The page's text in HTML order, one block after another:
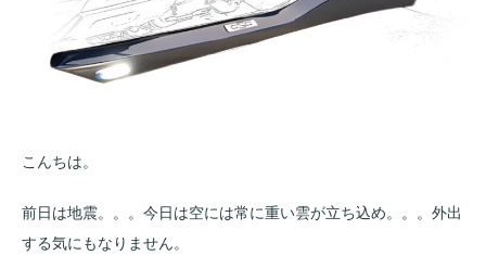
こんちは。
前日は地震。。。今日は空には常に重い雲が立ち込め。。。外出
する気にもなりません。